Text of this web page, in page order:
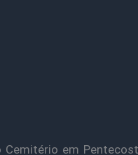
Cemitério em